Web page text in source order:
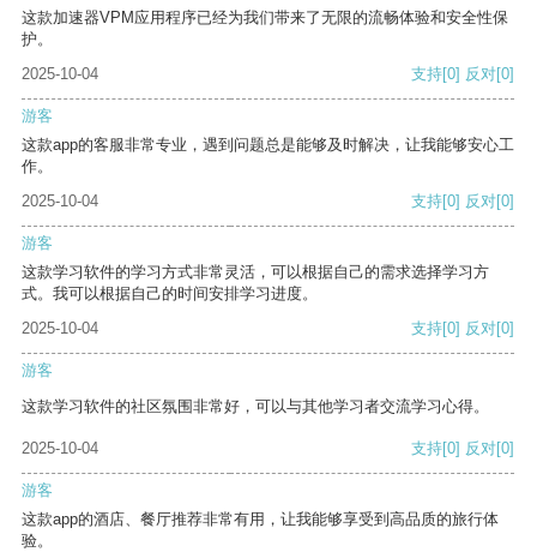
这款加速器VPM应用程序已经为我们带来了无限的流畅体验和安全性保
护。
2025-10-04
支持[0] 反对[0]
游客
这款app的客服非常专业，遇到问题总是能够及时解决，让我能够安心工
作。
2025-10-04
支持[0] 反对[0]
游客
这款学习软件的学习方式非常灵活，可以根据自己的需求选择学习方
式。我可以根据自己的时间安排学习进度。
2025-10-04
支持[0] 反对[0]
游客
这款学习软件的社区氛围非常好，可以与其他学习者交流学习心得。
2025-10-04 支持[0] 反对[0]
游客
这款app的酒店、餐厅推荐非常有用，让我能够享受到高品质的旅行体
验。